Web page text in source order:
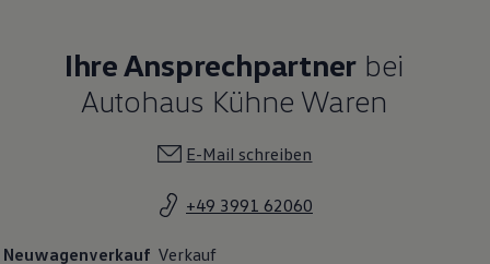
Ihre Ansprechpartner bei
Autohaus Kühne Waren
E-Mail schreiben
+49 3991 62060
Neuwagenverkauf Verkauf